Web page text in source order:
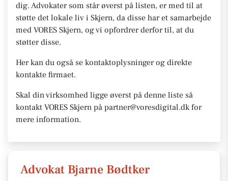
dig. Advokater som står øverst på listen, er med til at
støtte det lokale liv i Skjern, da disse har et samarbejde
med VORES Skjern, og vi opfordrer derfor til, at du
støtter disse.
Her kan du også se kontaktoplysninger og direkte
kontakte firmaet.
Skal din virksomhed ligge øverst på denne liste så
kontakt VORES Skjern på partner@voresdigital.dk for
mere information.
Advokat Bjarne Bødtker